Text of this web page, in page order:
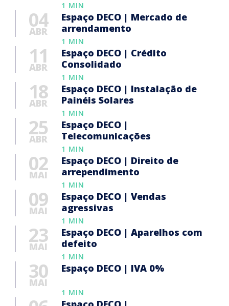
1 MIN
04
ABR
Espaço DECO | Mercado de
arrendamento
1 MIN
11
ABR
Espaço DECO | Crédito
Consolidado
1 MIN
18
ABR
Espaço DECO | Instalação de
Painéis Solares
1 MIN
25
ABR
Espaço DECO |
Telecomunicações
1 MIN
02
MAI
Espaço DECO | Direito de
arrependimento
1 MIN
09
MAI
Espaço DECO | Vendas
agressivas
1 MIN
23
MAI
Espaço DECO | Aparelhos com
defeito
1 MIN
30
MAI
Espaço DECO | IVA 0%
1 MIN